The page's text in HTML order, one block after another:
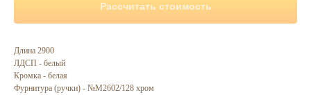
Рассчитать стоимость
Длина 2900
ЛДСП - белый
Кромка - белая
Фурнитура (ручки) - №М2602/128 хром